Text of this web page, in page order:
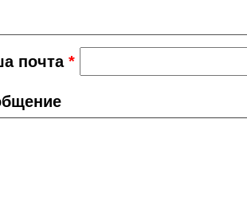
почта *